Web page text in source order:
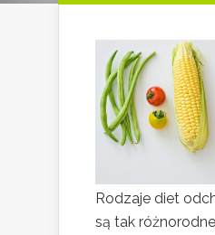
Rodzaje diet
są tak